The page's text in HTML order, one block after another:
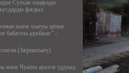
Сулхан хицауады
фæдыл
ахæм хъæуы цæмæ
бабæлла адæймаг.'' -
(Зæринхъæу)
æмæ Чуыты аразгæ уддзыд